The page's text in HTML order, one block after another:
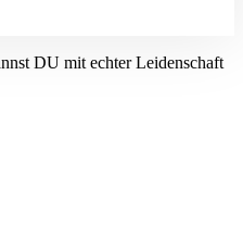
DU mit echter Leidenschaft